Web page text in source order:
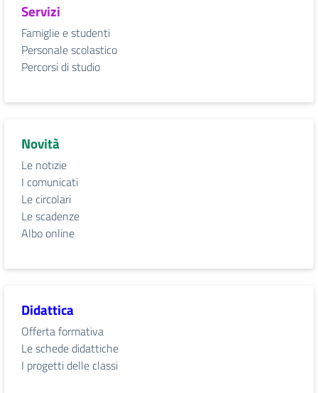
Servizi
Famiglie e studenti
Personale scolastico
Percorsi di studio
Novità
Le notizie
I comunicati
Le circolari
Le scadenze
Albo online
Didattica
Offerta formativa
Le schede didattiche
I progetti delle classi